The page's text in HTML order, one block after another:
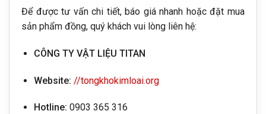
Để được tư vấn chi tiết, báo giá nhanh hoặc đặt mua
sản phẩm đồng, quý khách vui lòng liên hệ:
CÔNG TY VẬT LIỆU TITAN
Website: //tongkhokimloai.org
Hotline: 0903 365 316